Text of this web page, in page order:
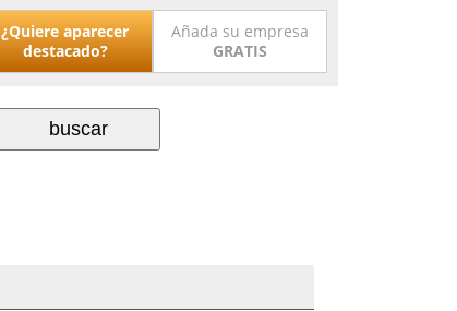
¿Quiere aparecer
destacado?
Añada su empresa
GRATIS